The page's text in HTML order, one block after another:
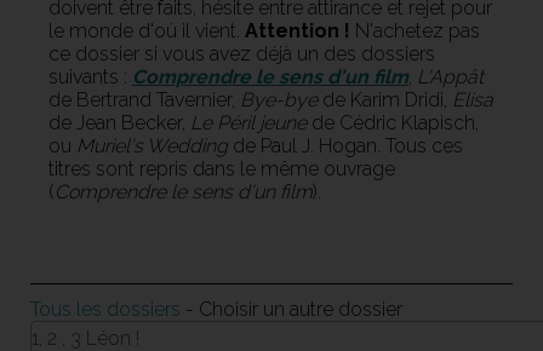
doivent être faits, hésite entre attirance et rejet pour
le monde d'où il vient. Attention ! N'achetez pas
ce dossier si vous avez déjà un des dossiers
suivants : Comprendre le sens d'un film, L'Appât
de Bertrand Tavernier, Bye-byede Karim Dridi, Elisa
de Jean Becker, Le Péril jeunede Cédric Klapisch,
ou Muriel's Wedding de Paul J. Hogan. Tous ces
titres sont repris dans le même ouvrage
(Comprendre le sens d'un film).
Tous les dossiers - Choisir un autre dossier
1, 2 , 3 Léon !